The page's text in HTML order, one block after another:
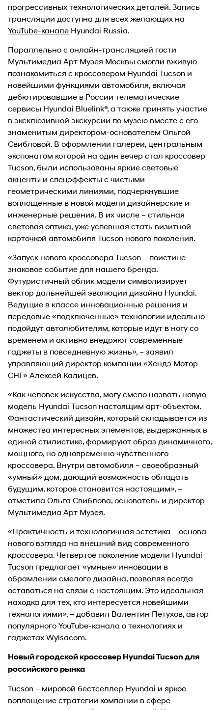
прогрессивных технологических деталей. Запись
трансляции доступна для всех желающих на
YouTube-канале Hyundai Russia.
Параллельно с онлайн-трансляцией гости
Мультимедиа Арт Музея Москвы смогли вживую
познакомиться с кроссовером Hyundai Tucson и
новейшими функциями автомобиля, включая
дебютировавшие в России телематические
сервисы Hyundai Bluelink®, а также принять участие
в эксклюзивной экскурсии по музею вместе с его
знаменитым директором-основателем Ольгой
Свибловой. В оформлении галереи, центральным
экспонатом которой на один вечер стал кроссовер
Tucson, были использованы яркие световые
акценты и спецэффекты с чистыми
геометрическими линиями, подчеркнувшие
воплощенные в новой модели дизайнерские и
инженерные решения. В их числе – стильная
световая оптика, уже успевшая стать визитной
карточкой автомобиля Tucson нового поколения.
«Запуск нового кроссовера Tucson – поистине
знаковое событие для нашего бренда.
Футуристичный облик модели символизирует
вектор дальнейшей эволюции дизайна Hyundai.
Ведущие в классе инновационные решения и
передовые «подключенные» технологии идеально
подойдут автолюбителям, которые идут в ногу со
временем и активно внедряют современные
гаджеты в повседневную жизнь», – заявил
управляющий директор компании «Хендэ Мотор
СНГ» Алексей Калицев.
«Как человек искусства, могу смело назвать новую
модель Hyundai Tucson настоящим арт-объектом.
Фантастический дизайн, который складывается из
множества интересных элементов, выдержанных в
единой стилистике, формируют образ динамичного,
мощного, но одновременно чувственного
кроссовера. Внутри автомобиля – своеобразный
«умный» дом, дающий возможность обладать
будущим, которое становится настоящим», –
отметила Ольга Свиблова, основатель и директор
Мультимедиа Арт Музея.
«Практичность и технологичная эстетика – основа
нового взгляда на внешний вид современного
кроссовера. Четвертое поколение модели Hyundai
Tucson предлагает «умные» инновации в
обрамлении смелого дизайна, позволяя всегда
оставаться на связи с настоящим. Это идеальная
находка для тех, кто интересуется новейшими
технологиями», – добавил Валентин Петухов, автор
популярного YouTube-канала о технологиях и
гаджетах Wylsacom.
Новый городской кроссовер Hyundai Tucson для
российского рынка
Tucson – мировой бестселлер Hyundai и яркое
воплощение стратегии компании в сфере